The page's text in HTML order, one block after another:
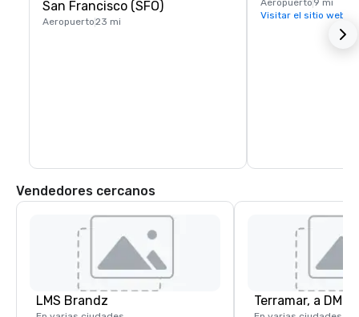
San Francisco (SFO)
Aeropuerto23 mi
Aeropuerto 9 mi
Visitar el sitio web
Vendedores cercanos
LMS Brandz